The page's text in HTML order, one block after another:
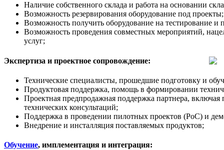
Наличие собственного склада и работа на основании
Возможность резервирования оборудование под проекты;
Возможность получить оборудование на тестирование и
Возможность проведения совместных мероприятий,
услуг;
Экспертиза и проектное сопровождение:
Технические специалисты, прошедшие подготовку и
Продуктовая поддержка, помощь в формировании
Проектная предпродажная поддержка партнера, включая
технических консультаций;
Поддержка в проведении пилотных проектов (PoC) и
Внедрение и инсталляция поставляемых продуктов;
Обучение, имплементация и интеграция: